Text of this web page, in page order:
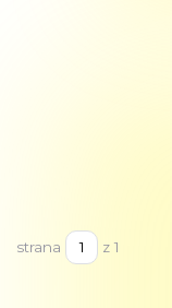
strana z 1